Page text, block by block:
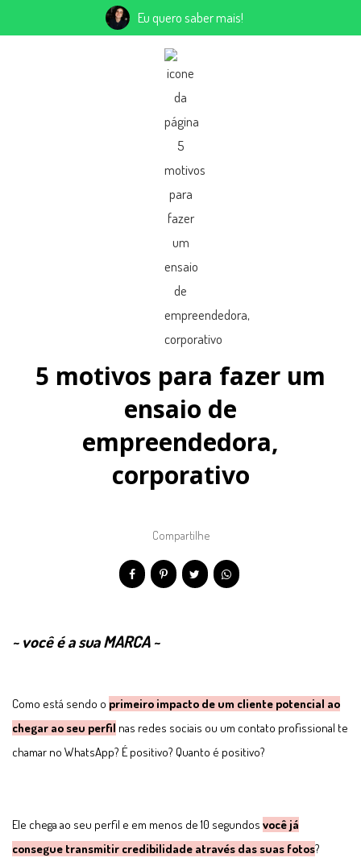
5 motivos para fazer um
ensaio de
empreendedora,
corporativo
Compartilhe
~ você é a sua MARCA ~
Como está sendo o primeiro impacto de um cliente potencial ao
chegar ao seu perfil nas redes sociais ou um contato profissional te
chamar no WhatsApp? É positivo? Quanto é positivo?
Ele chega ao seu perfil e em menos de 10 segundos você já
consegue transmitir credibilidade através das suas fotos?
Eu quero saber mais!